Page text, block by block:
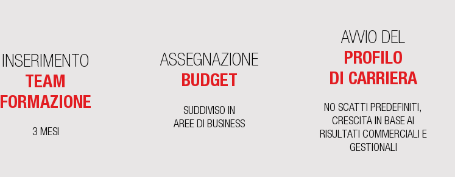
INSERIMENTO
TEAM
FORMAZIONE
3 MESI
ASSEGNAZIONE
BUDGET
SUDDIVISO IN
AREE DI BUSINESS
AVVIO DEL
PROFILO
DI CARRIERA
NO SCATTI PREDEFINITI,
CRESCITA IN BASE AI
RISULTATI COMMERCIALI E
GESTIONALI